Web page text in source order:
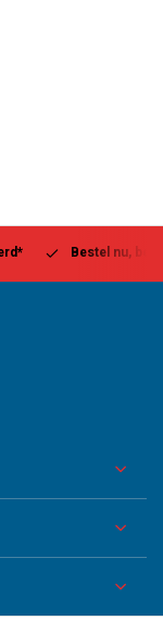
Bestel nu, betaal